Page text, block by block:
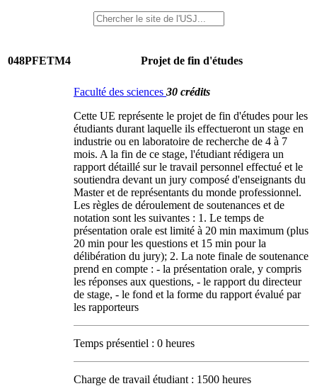
048PFETM4 Projet de fin d'études
Faculté des sciences 30 crédits
Cette UE représente le projet de fin d'études pour les
étudiants durant laquelle ils effectueront un stage en
industrie ou en laboratoire de recherche de 4 à 7
mois. A la fin de ce stage, l'étudiant rédigera un
rapport détaillé sur le travail personnel effectué et le
soutiendra devant un jury composé d'enseignants du
Master et de représentants du monde professionnel.
Les règles de déroulement de soutenances et de
notation sont les suivantes : 1. Le temps de
présentation orale est limité à 20 min maximum (plus
20 min pour les questions et 15 min pour la
délibération du jury); 2. La note finale de soutenance
prend en compte : - la présentation orale, y compris
les réponses aux questions, - le rapport du directeur
de stage, - le fond et la forme du rapport évalué par
les rapporteurs
Temps présentiel : 0 heures
Charge de travail étudiant : 1500 heures